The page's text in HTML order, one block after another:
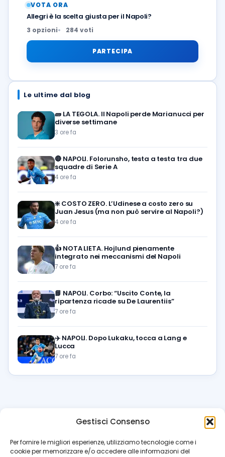
Gestisci Consenso
Per fornire le migliori esperienze, utilizziamo tecnologie come i
cookie per memorizzare e/o accedere alle informazioni del
VOTA ORA
Allegri è la scelta giusta per il Napoli?
3 opzioni 284 voti
PARTECIPA
Le ultime dal blog
🧱 LA TEGOLA. Il Napoli perde Marianucci per
diverse settimane
3 ore fa
🔴 NAPOLI. Folorunsho, testa a testa tra due
squadre di Serie A
4 ore fa
❇️ COSTO ZERO. L’Udinese a costo zero su
Juan Jesus (ma non può servire al Napoli?)
4 ore fa
👍 NOTA LIETA. Hojlund pienamente
integrato nei meccanismi del Napoli
7 ore fa
📘 NAPOLI. Corbo: “Uscito Conte, la
ripartenza ricade su De Laurentiis”
7 ore fa
✈️ NAPOLI. Dopo Lukaku, tocca a Lang e
Lucca
7 ore fa
azzurrissimo.it